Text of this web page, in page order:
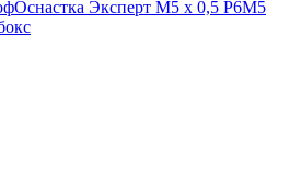
Эксперт M5 x 0,5 P6M5